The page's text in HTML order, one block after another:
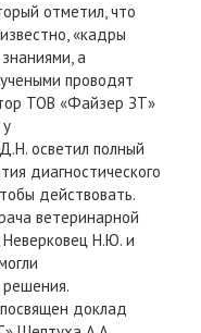
отметил, что
«кадры
а
проводят
ТОВ «Файзер ЗТ»
осветил полный
диагностического
действовать.
ветеринарной
Н.Ю. и
доклад